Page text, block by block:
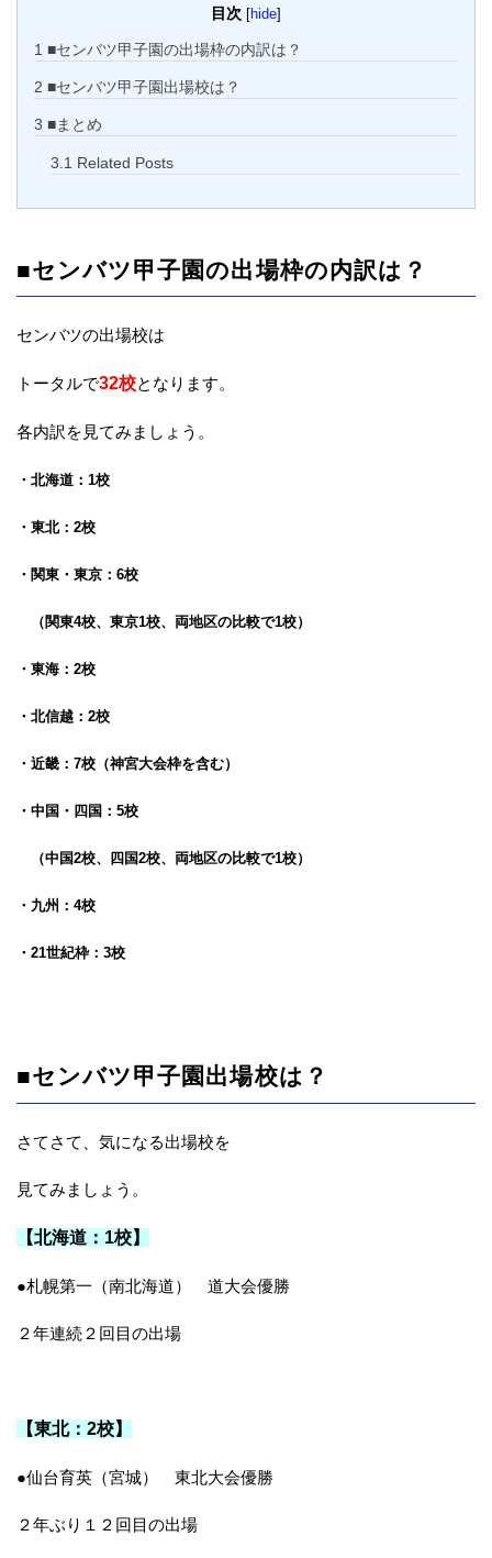
目次 [hide]
1 ■センバツ甲子園の出場枠の内訳は？
2 ■センバツ甲子園出場校は？
3 ■まとめ
3.1 Related Posts
■センバツ甲子園の出場枠の内訳は？
センバツの出場校は
トータルで32校となります。
各内訳を見てみましょう。
・北海道：1校
・東北：2校
・関東・東京：6校
（関東4校、東京1校、両地区の比較で1校）
・東海：2校
・北信越：2校
・近畿：7校（神宮大会枠を含む）
・中国・四国：5校
（中国2校、四国2校、両地区の比較で1校）
・九州：4校
・21世紀枠：3校
■センバツ甲子園出場校は？
さてさて、気になる出場校を
見てみましょう。
【北海道：1校】
●札幌第一（南北海道） 道大会優勝
２年連続２回目の出場
【東北：2校】
●仙台育英（宮城） 東北大会優勝
２年ぶり１２回目の出場